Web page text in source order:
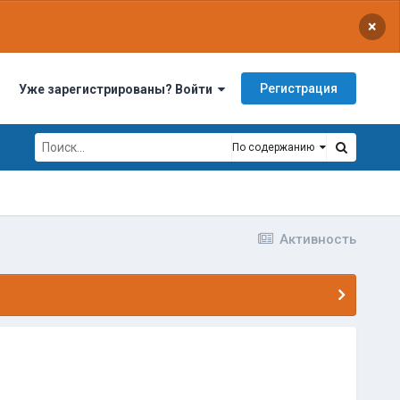
×
Уже зарегистрированы? Войти Регистрация
По содержанию
Активность